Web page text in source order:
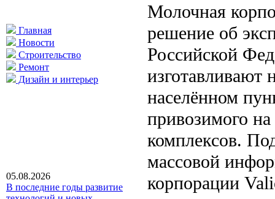
Главная
Новости
Строительство
Ремонт
Дизайн и интерьер
05.08.2026
В последние годы развитие
Молочная
решение об
Российской
изготавливают
населённом
привозимого
комплексов.
массовой
корпорации